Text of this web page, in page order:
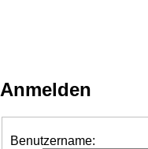
Anmelden
Benutzername: